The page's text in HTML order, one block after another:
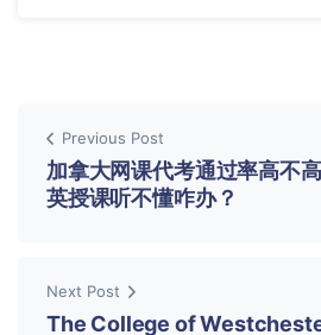
Previous Post
加拿大网课代考通过率高不
英授课听不懂咋办？
Next Post
The College of